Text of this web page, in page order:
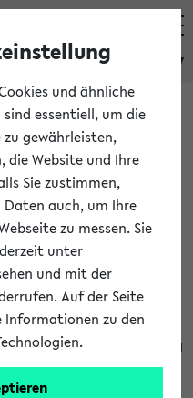
eKVV
Veranstaltungen
und nicht abhängig
und ähnliche
essentiell, um die
gewährleisten,
die Website und Ihre
Sie zustimmen,
Daten auch, um Ihre
zu messen. Sie
unter
und mit der
Auf der Seite
Informationen zu den